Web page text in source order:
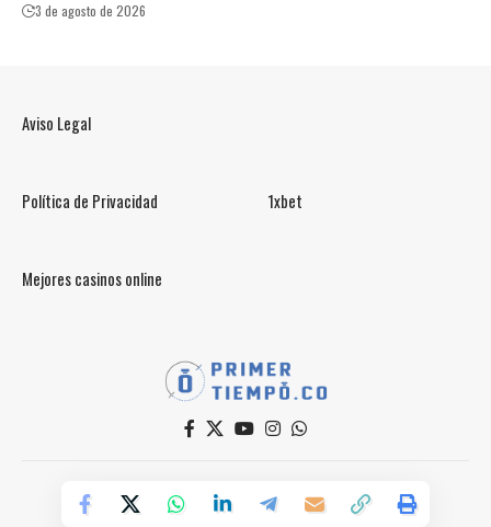
3 de agosto de 2026
Aviso Legal
Política de Privacidad 1xbet
Mejores casinos online
Powered by Primer Tiempo Deportes SAS